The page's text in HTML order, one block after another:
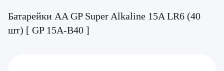
Батарейки AA GP Super Alkaline 15A LR6 (40
шт) [ GP 15A-B40 ]